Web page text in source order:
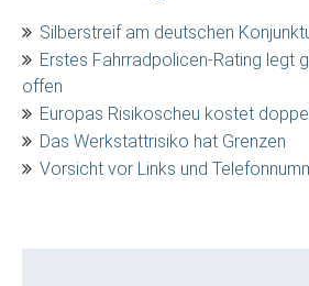
Silberstreif am deutschen
Erstes Fahrradpolicen-Rating legt
offen
Europas Risikoscheu kostet
Das Werkstattrisiko hat Grenzen
Vorsicht vor Links und